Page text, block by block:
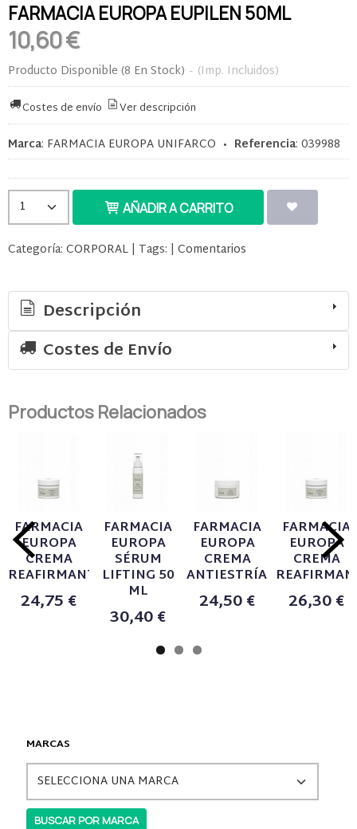
MARCAS
FARMACIA EUROPA EUPILEN 50ML
10,60 €
Producto Disponible (8 En Stock) - (Imp. Incluidos)
Costes de envío Ver descripción
Marca: FARMACIA EUROPA UNIFARCO • Referencia: 039988
AÑADIR A CARRITO
Categoría: CORPORAL | Tags: | Comentarios
Descripción
Costes de Envío
Productos Relacionados
FARMACIA
EUROPA
CREMA
REAFIRMANTE...
24,75 €
FARMACIA
EUROPA
SÉRUM
LIFTING 50
ML
30,40 €
FARMACIA
EUROPA
CREMA
ANTIESTRÍAS...
24,50 €
FARMACIA
EUROPA
CREMA
26,30 €